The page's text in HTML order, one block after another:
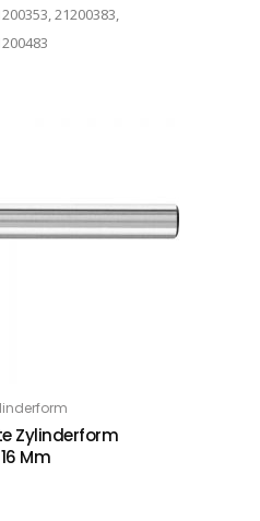
21200383,
Zylinderform
Mm